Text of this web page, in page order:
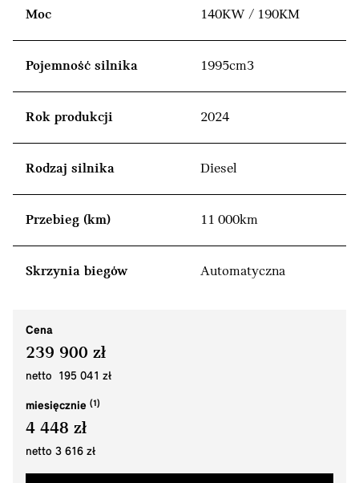
Moc 140KW / 190KM
Pojemność silnika 1995cm3
Rok produkcji 2024
Rodzaj silnika Diesel
Przebieg (km) 11 000km
Skrzynia biegów Automatyczna
Cena
239 900 zł
netto 195 041 zł
miesięcznie
4 448 zł
netto 3 616 zł